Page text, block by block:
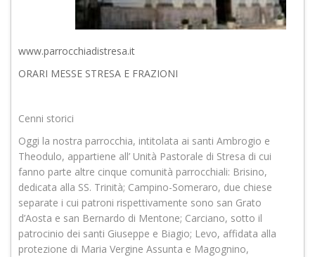
www.parrocchiadistresa.it
ORARI MESSE STRESA E FRAZIONI
Cenni storici
Oggi la nostra parrocchia, intitolata ai santi Ambrogio e
Theodulo, appartiene all’ Unità Pastorale di Stresa di cui
fanno parte altre cinque comunità parrocchiali: Brisino,
dedicata alla SS. Trinità; Campino-Someraro, due chiese
separate i cui patroni rispettivamente sono san Grato
d’Aosta e san Bernardo di Mentone; Carciano, sotto il
patrocinio dei santi Giuseppe e Biagio; Levo, affidata alla
protezione di Maria Vergine Assunta e Magognino,